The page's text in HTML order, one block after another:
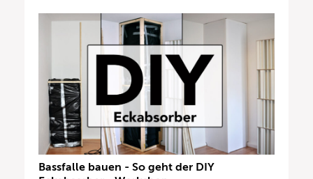
Bassfalle bauen - So geht der DIY